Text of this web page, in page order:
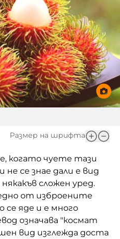
Размер на шрифта
когато чуете тази
не се знае дали е вид
сложен уред.
от изброените
се яде и е много
означава "космат
вид изглежда доста